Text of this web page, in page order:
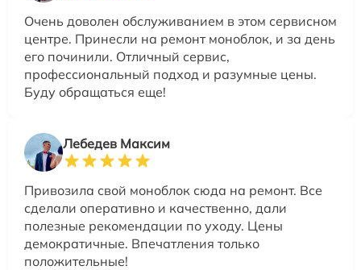
Очень доволен обслуживанием в этом сервисном
центре. Принесли на ремонт моноблок, и за день
его починили. Отличный сервис,
профессиональный подход и разумные цены.
Буду обращаться еще!
Лебедев Максим
Привозила свой моноблок сюда на ремонт. Все
сделали оперативно и качественно, дали
полезные рекомендации по уходу. Цены
демократичные. Впечатления только
положительные!